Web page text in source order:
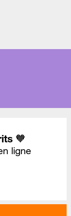
🧡
ligne